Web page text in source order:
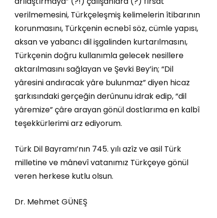
verilmemesini, Türkçeleşmiş kelimelerin îtibarının
korunmasını, Türkçenin ecnebî söz, cümle yapısı,
aksan ve yabancı dil işgalinden kurtarılmasını,
Türkçenin doğru kullanımla gelecek nesillere
aktarılmasını sağlayan ve Şevki Bey’in; “Dil
yâresini andıracak yâre bulunmaz” diyen hicaz
şarkısındaki gerçeğin derûnunu idrak edip, “dil
yâremize” çâre arayan gönül dostlarıma en kalbî
teşekkürlerimi arz ediyorum.
Türk Dil Bayramı’nın 745. yılı azîz ve asil Türk
milletine ve mânevî vatanımız Türkçeye gönül
veren herkese kutlu olsun.
Dr. Mehmet GÜNEŞ